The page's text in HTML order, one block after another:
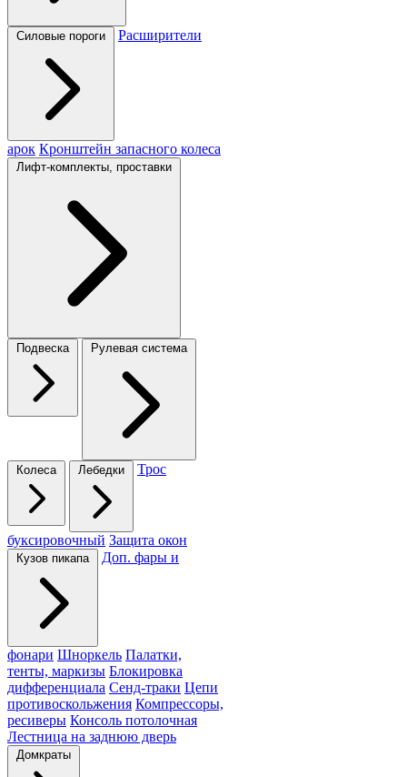
Силовые пороги Расширители
арок Кронштейн запасного колеса
Лифт-комплекты, проставки
Подвеска Рулевая система
Колеса Лебедки Трос
буксировочный Защита окон
Кузов пикапа Доп. фары и
фонари Шноркель Палатки,
тенты, маркизы Блокировка
дифференциала Сенд-траки Цепи
противоскольжения Компрессоры,
ресиверы Консоль потолочная
Лестница на заднюю дверь
Домкраты